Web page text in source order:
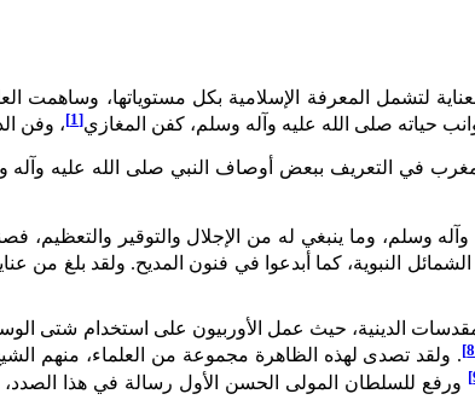
لتشمل المعرفة الإسلامية بكل مستوياتها، وساهمت
حياته صلى الله عليه وآله وسلم، كفن المغازي[1] ، وفن
التعريف ببعض أوصاف النبي صلى الله عليه وآله
وسلم، وما ينبغي له من الإجلال والتوقير والتعظيم،
النبوية، كما أبدعوا في فنون المديح. ولقد بلغ من
الدينية، حيث عمل الأوربيون على استخدام شتى
. ولقد تصدى لهذه الظاهرة مجموعة من العلماء، منهم
ورفع للسلطان المولى الحسن الأول رسالة في هذا